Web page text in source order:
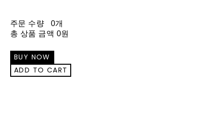
주문 수량
0개
총 상품 금액 0원